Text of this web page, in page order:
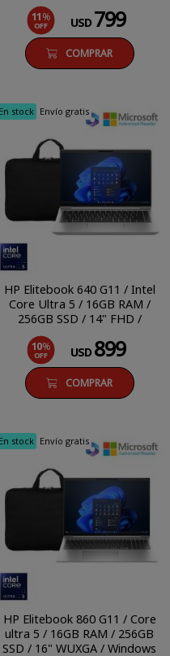
Windows 11 Pro
11%
OFF USD 799
COMPRAR
En stock Envío gratis
HP Elitebook 640 G11 / Intel
Core Ultra 5 / 16GB RAM /
256GB SSD / 14" FHD /
Windows 11 Pro
10%
OFF USD 899
COMPRAR
En stock Envío gratis
HP Elitebook 860 G11 / Core
ultra 5 / 16GB RAM / 256GB
SSD / 16" WUXGA / Windows